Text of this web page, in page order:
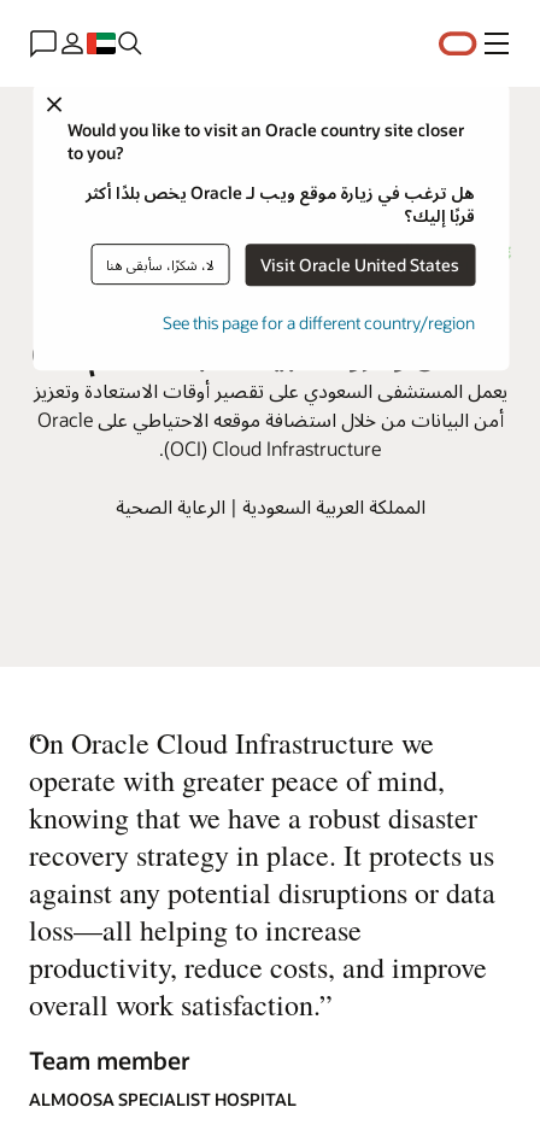
القائمة
Close
Would you like to visit an Oracle country site closer
to you?
هل ترغب في زيارة موقع ويب لـ Oracle يخص بلدًا أكثر
قربًا إليك؟
Visit Oracle United States لا، شكرًا، سأبقى هنا
See this page for a different country/region
مستشفى الموسى يحقق استمرارية
يعمل المستشفى السعودي على تقصير أوقات الاستعادة وتعزيز
أمن البيانات من خلال استضافة موقعه الاحتياطي على Oracle
Cloud Infrastructure ‏(OCI).
المملكة العربية السعودية | الرعاية الصحية
“
On Oracle Cloud Infrastructure we
operate with greater peace of mind,
knowing that we have a robust disaster
recovery strategy in place. It protects us
against any potential disruptions or data
loss—all helping to increase
productivity, reduce costs, and improve
overall work satisfaction.”
Team member
ALMOOSA SPECIALIST HOSPITAL